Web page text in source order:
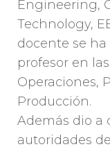
Engineering,
Technology,
docente se
profesor en
Operaciones,
Producción.
Además dio a
autoridades